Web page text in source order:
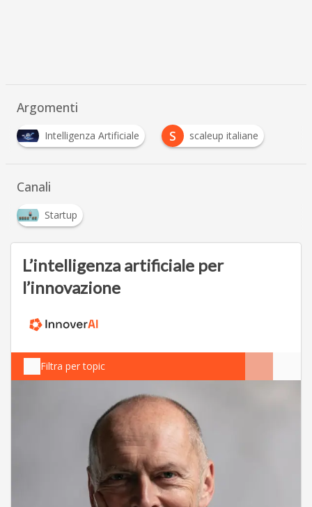
Argomenti
Intelligenza Artificiale S scaleup italiane
Canali
Startup
L’intelligenza artificiale per
l’innovazione
Filtra per topic